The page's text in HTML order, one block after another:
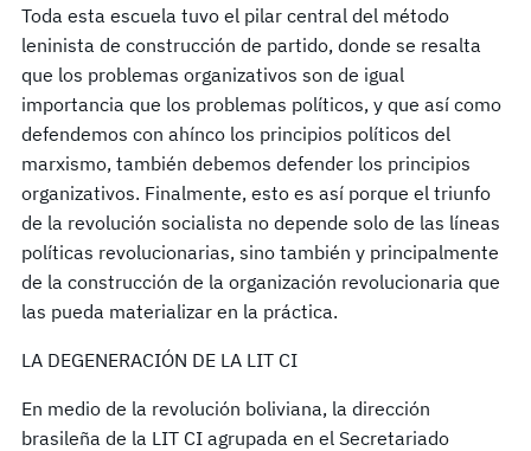
Toda esta escuela tuvo el pilar central del método
leninista de construcción de partido, donde se resalta
que los problemas organizativos son de igual
importancia que los problemas políticos, y que así como
defendemos con ahínco los principios políticos del
marxismo, también debemos defender los principios
organizativos. Finalmente, esto es así porque el triunfo
de la revolución socialista no depende solo de las líneas
políticas revolucionarias, sino también y principalmente
de la construcción de la organización revolucionaria que
las pueda materializar en la práctica.
LA DEGENERACIÓN DE LA LIT CI
En medio de la revolución boliviana, la dirección
brasileña de la LIT CI agrupada en el Secretariado